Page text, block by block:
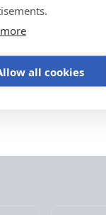
all cookies